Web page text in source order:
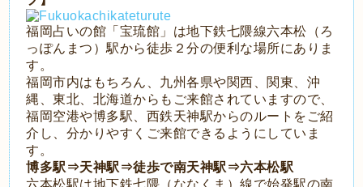
福岡占いの館「宝琉館」は地下鉄七隈線六本松（ろ
っぽんまつ）駅から徒歩２分の便利な場所にありま
す。
福岡市内はもちろん、九州各県や関西、関東、沖
縄、東北、北海道からもご来館されていますので、
福岡空港や博多駅、西鉄天神駅からのルートをご紹
介し、分かりやすくご来館できるようにしていま
す。
博多駅⇒天神駅⇒徒歩で南天神駅⇒六本松駅
六本松駅は地下鉄七隈（ななくま）線で始発駅の南